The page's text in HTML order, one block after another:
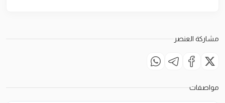
مشاركة العنصر
مواصفات